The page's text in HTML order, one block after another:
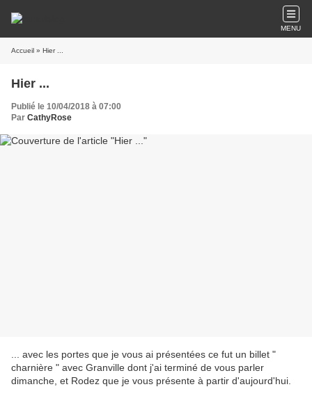
MENU
Accueil » Hier ...
Hier ...
Publié le 10/04/2018 à 07:00
Par CathyRose
... avec les portes que je vous ai présentées ce fut un billet "
charnière " avec Granville dont j'ai terminé de vous parler
dimanche, et Rodez que je vous présente à partir d'aujourd'hui.